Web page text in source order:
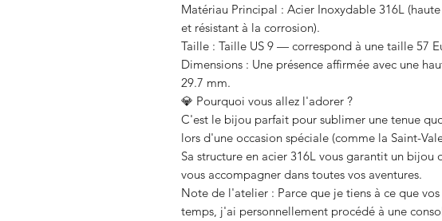
Matériau Principal : Acier Inoxydable 316L
et résistant à la corrosion).
Taille : Taille US 9 — correspond à une taille 57
Dimensions : Une présence affirmée avec une
29.7 mm.
💎 Pourquoi vous allez l'adorer ?
C'est le bijou parfait pour sublimer une tenue
lors d'une occasion spéciale (comme la Saint-
Sa structure en acier 316L vous garantit un bijou
vous accompagner dans toutes vos aventures.
Note de l'atelier : Parce que je tiens à ce que
temps, j'ai personnellement procédé à une